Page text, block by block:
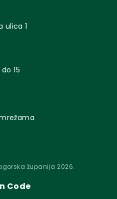
ulica 1
15
županija 2026.
Code